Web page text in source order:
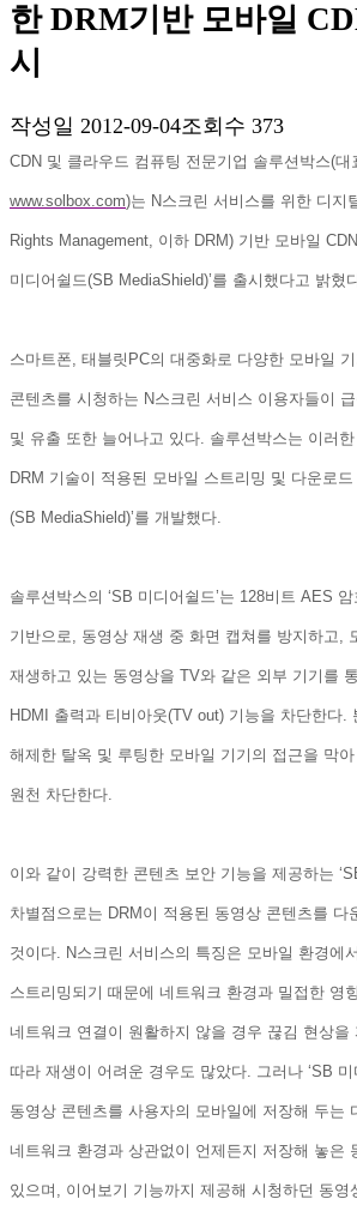
한 DRM기반 모바일
시
작성일 2012-09-04조회수 373
CDN 및 클라우드 컴퓨팅 전문기업 솔루션박스(대
www.solbox.com)는 N 스크린 서비스를 위한 디지
Rights Management, 이하 DRM) 기반 모바일 CDN
미디어쉴드(SB MediaShield)’를 출시했다고 밝혔
스마트폰 태블릿 PC의 대중화로 다양한 모바일
콘텐츠를 시청하는 N 스크린 서비스 이용자들이
및 유출 또한 늘어나고 있다 솔루션박스는 이러한
DRM 기술이 적용된 모바일 스트리밍 및 다운로드
(SB MediaShield)’를 개발했다
솔루션박스의 ‘SB 미디어쉴드’는 128비트 AES 암
기반으로 동영상 재생 중 화면 캡쳐를 방지하고
재생하고 있는 동영상을 TV와 같은 외부 기기를
HDMI 출력과 티비아웃(TV out) 기능을 차단한다
해제한 탈옥 및 루팅한 모바일 기기의 접근을 막아
원천 차단한다
이와 같이 강력한 콘텐츠 보안 기능을 제공하는
차별점으로는 DRM 이 적용된 동영상 콘텐츠를 다
것이다 . N 스크린 서비스의 특징은 모바일 환경에서
스트리밍되기 때문에 네트워크 환경과 밀접한 영
네트워크 연결이 원활하지 않을 경우 끊김 현상을
따라 재생이 어려운 경우도 많았다 그러나 ‘SB 미
동영상 콘텐츠를 사용자의 모바일에 저장해 두는
네트워크 환경과 상관없이 언제든지 저장해 놓은
있으며 이어보기 기능까지 제공해 시청하던 동영